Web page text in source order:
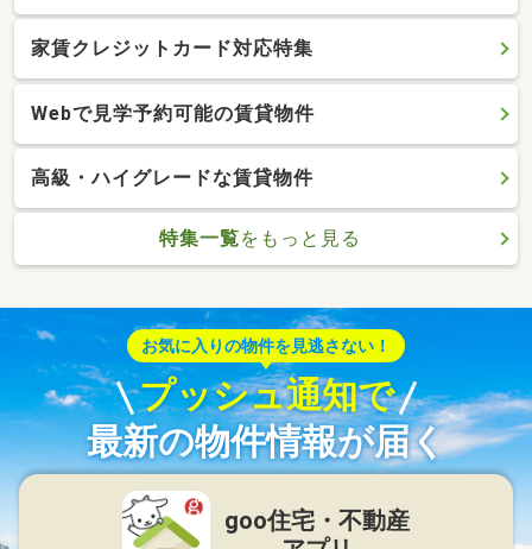
家賃クレジットカード対応特集
Webで見学予約可能の賃貸物件
高級・ハイグレードな賃貸物件
特集一覧をもっと見る
お気に入りの物件を見逃さない！
プッシュ通知で
最新の物件情報が届く
goo住宅・不動産